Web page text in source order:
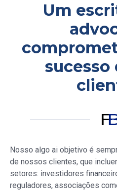
Um
sucesso
Nosso algo ai objetivo é
de nossos clientes, que
setores: investidores
reguladores, associações